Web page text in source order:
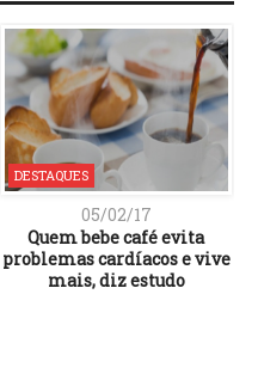
DESTAQUES
05/02/17
Quem bebe café evita
problemas cardíacos e vive
mais, diz estudo